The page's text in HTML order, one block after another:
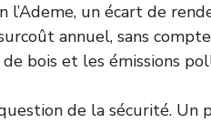
l’Ademe, un écart de
annuel, sans
bois et les émissions
de la sécurité.